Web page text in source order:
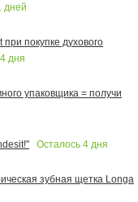
дней
покупке духового
4 дня
упаковщика = получи
Осталось 4 дня
зубная щетка Longa